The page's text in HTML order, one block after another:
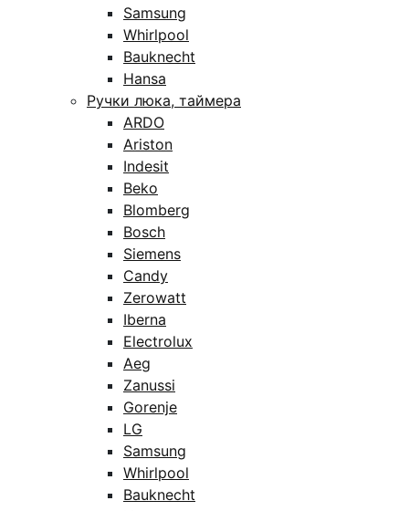
Samsung
Whirlpool
Bauknecht
Hansa
Ручки люка, таймера
ARDO
Ariston
Indesit
Beko
Blomberg
Bosch
Siemens
Candy
Zerowatt
Iberna
Electrolux
Aeg
Zanussi
Gorenje
LG
Samsung
Whirlpool
Bauknecht